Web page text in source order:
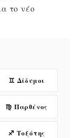
το νέο
♊ Δίδυμοι
♍ Παρθένος
♐ Τοξότης